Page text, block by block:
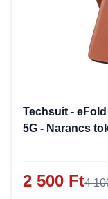
Techsuit -
5G - Narancs
2 500 Ft4